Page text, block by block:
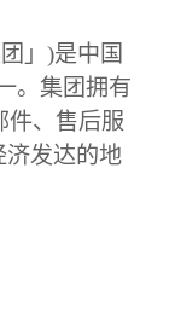
」)是中国
。集团拥有
件、售后服
济发达的地